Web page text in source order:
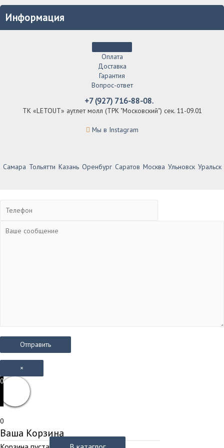
Информация
Оплата
Доставка
Гарантия
Вопрос-ответ
+7 (927) 716-88-08.
ТК «LETOUT» аутлет молл (ТРК "Московский") сек. 11-09.01
Мы в Instagram
Самара Тольятти Казань Оренбург Саратов Москва Ульновск Уральск
×
0
0
Ваша Корзина